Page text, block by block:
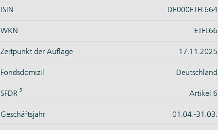
ISIN DE000ETFL664
WKN ETFL66
Zeitpunkt der Auflage 17.11.2025
Fondsdomizil Deutschland
SFDR 3 Artikel 6
Geschäftsjahr 01.04.-31.03.